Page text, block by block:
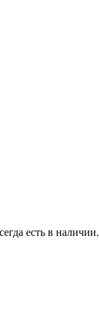
есть в